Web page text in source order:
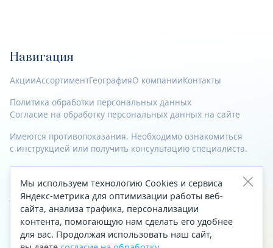
Навигация
АкцииАссортиментГеографияО компанииКонтакты
Политика обработки персональных данных
Согласие на обработку персональных данных на сайте
Имеются противопоказания. Необходимо ознакомиться
с инструкцией или получить консультацию специалиста.
© 2023—2026 Все права защищены.
Адрес
Архангельск, ул. Папанина, д. 19 (вход в здание со стороны
автоцентра «Тойота»)
Мы используем технологию Cookies и сервиса
Яндекс-метрика для оптимизации работы веб-
сайта, анализа трафика, персонализации
контента, помогающую нам сделать его удобнее
для вас. Продолжая использовать наш сайт,